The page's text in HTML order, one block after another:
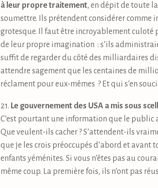
à leur propre traitement, en dépit de toute
soumettre. Ils prétendent considérer comme
grotesque. Il faut être incroyablement culoté
de leur propre imagination : s’ils
suffit de regarder du côté des milliardaires
attendre sagement que les centaines de
réclament pour eux-mêmes ? Et qui s’en
21. Le gouvernement des USA a mis sous
C’est pourtant une information que le public
Que veulent-ils cacher ? S’attendent-ils
que je les crois préoccupés d’abord et avant
enfants yéménites. Si vous n’êtes pas au
même coup. La première fois, ils n’ont pas